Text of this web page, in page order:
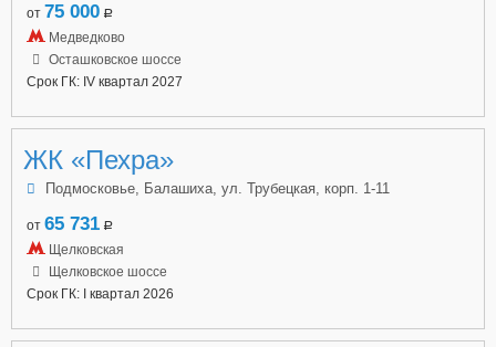
от 75 000 a
Медведково
Осташковское шоссе
Срок ГК: IV квартал 2027
ЖК «Пехра»
Подмосковье, Балашиха, ул. Трубецкая, корп. 1-11
от 65 731 a
Щелковская
Щелковское шоссе
Срок ГК: I квартал 2026